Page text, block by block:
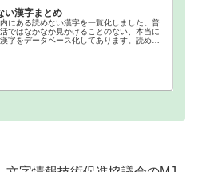
い漢字まとめ
にある読めない漢字を一覧化しました。普
ではなかなか見かけることのない、本当に
字をデータベース化してあります。読めな